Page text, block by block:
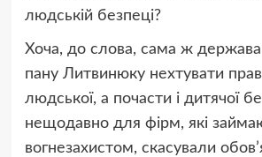
людській безпеці?
Хоча, до слова, сама ж
пану Литвинюку нехтувати
людської, а почасти і дитячої
нещодавно для фірм, які
вогнезахистом, скасували